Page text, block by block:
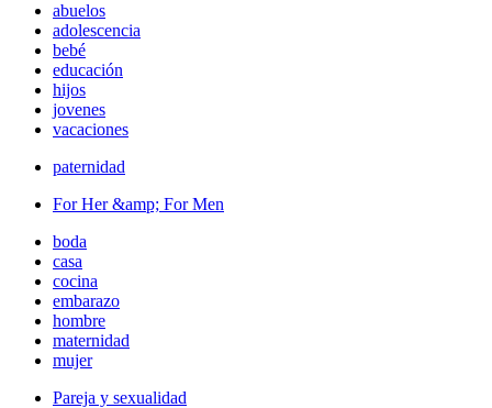
abuelos
adolescencia
bebé
educación
hijos
jovenes
vacaciones
paternidad
For Her &amp; For Men
boda
casa
cocina
embarazo
hombre
maternidad
mujer
Pareja y sexualidad